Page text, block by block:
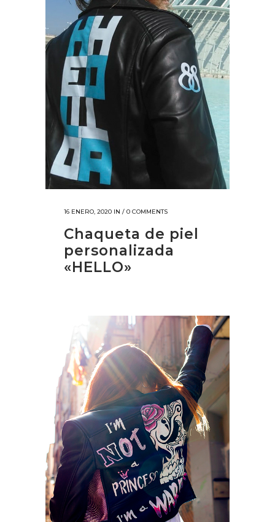
16 ENERO, 2020 IN / 0 COMMENTS
Chaqueta de piel
personalizada
«HELLO»